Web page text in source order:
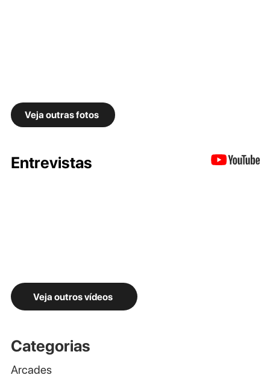
Veja outras fotos
Entrevistas
Veja outros vídeos
Categorias
Arcades